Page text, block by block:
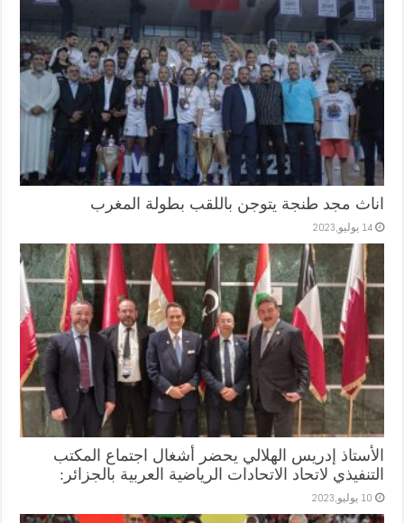
اناث مجد طنجة يتوجن باللقب بطولة المغرب
14 يوليو,2023
الأستاذ إدريس الهلالي يحضر أشغال اجتماع المكتب
التنفيذي لاتحاد الاتحادات الرياضية العربية بالجزائر:
10 يوليو,2023